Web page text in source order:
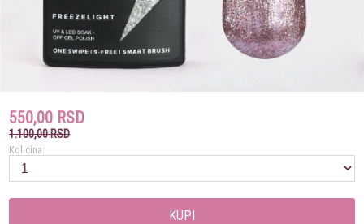
550,00 RSD
1.100,00 RSD
Kolicina:
KUPI